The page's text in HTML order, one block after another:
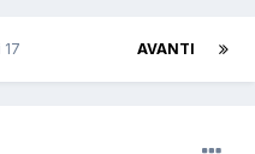
AVANTI
17